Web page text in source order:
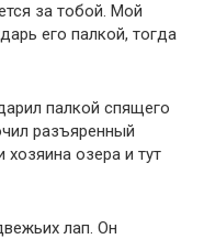
за тобой. Мой
его палкой, тогда
палкой спящего
разъяренный
озера и тут
лап. Он